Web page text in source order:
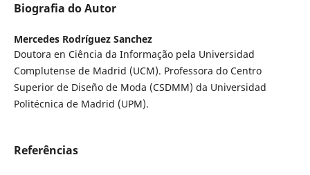
Biografia do Autor
Mercedes Rodríguez Sanchez
Doutora en Ciência da Informação pela Universidad
Complutense de Madrid (UCM). Professora do Centro
Superior de Diseño de Moda (CSDMM) da Universidad
Politécnica de Madrid (UPM).
Referências